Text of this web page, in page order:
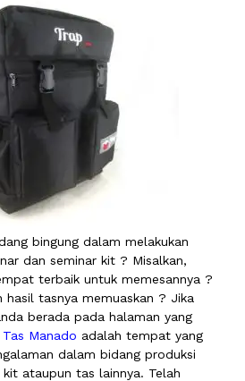
bingung dalam melakukan
dan seminar kit ? Misalkan,
terbaik untuk memesannya ?
hasil tasnya memuaskan ? Jika
berada pada halaman yang
Tas Manado adalah tempat yang
dalam bidang produksi
ataupun tas lainnya. Telah